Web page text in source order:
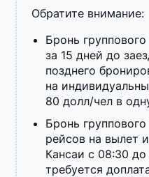
Обратите внимание:
Бронь
за 15 дней до
позднего
на
80 долл/чел в
Бронь
рейсов на вылет
Кансаи с 08:30
требуется